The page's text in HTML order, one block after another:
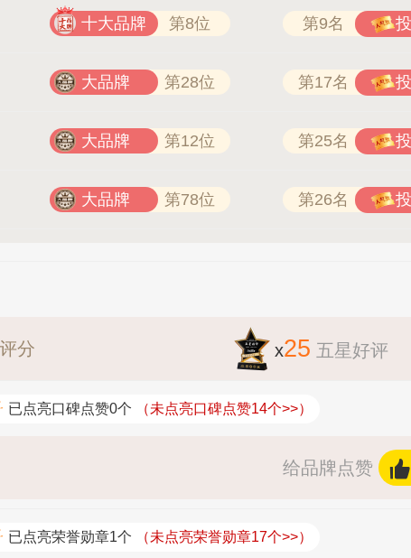
十大品牌 第8位 第9名
大品牌 第28位 第17名
大品牌 第12位 第25名
大品牌 第78位 第26名
分 x25 五星好评
已点亮口碑点赞0个 （未点亮口碑点赞14个>>）
给品牌点赞
已点亮荣誉勋章1个 （未点亮荣誉勋章17个>>）